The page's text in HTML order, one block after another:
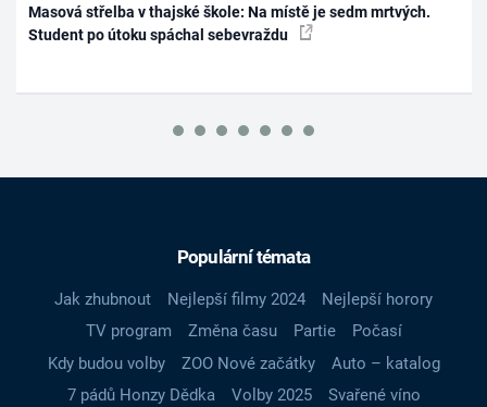
Masová střelba v thajské škole: Na místě je sedm mrtvých.
Student po útoku spáchal sebevraždu
Populární témata
Jak zhubnout Nejlepší filmy 2024
Nejlepší horory
TV program
Změna času Partie
Počasí
Kdy budou volby
ZOO Nové začátky
Auto – katalog
7 pádů Honzy Dědka
Volby 2025
Svařené víno